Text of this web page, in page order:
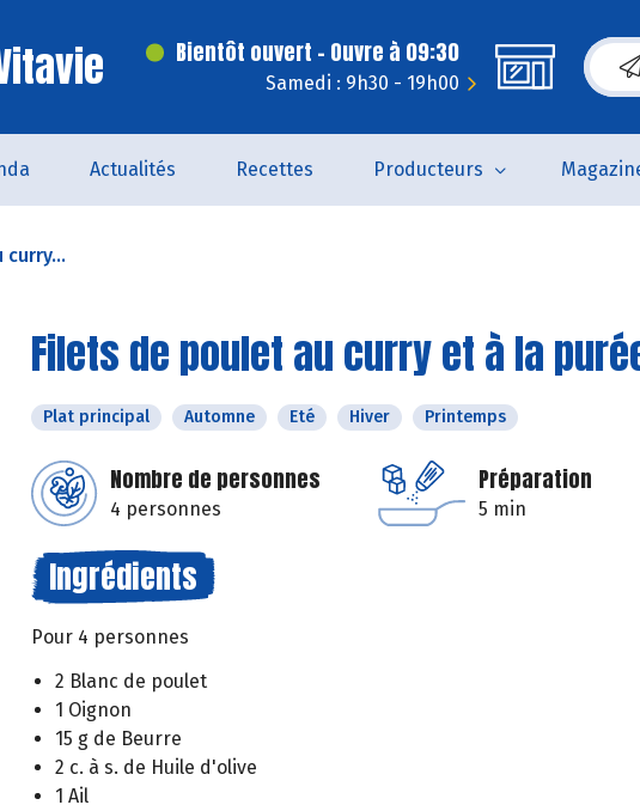
Bientôt ouvert - Ouvre à 09:30
Samedi : 9h30 - 19h00
Actualités Recettes Producteurs
curry...
Filets de poulet au curry et à la
Plat principal Automne Eté Hiver Printemps
Nombre de personnes
4 personnes
Préparation
5 min
Ingrédients
Pour 4 personnes
2 Blanc de poulet
1 Oignon
15 g de Beurre
2 c. à s. de Huile d'olive
1 Ail